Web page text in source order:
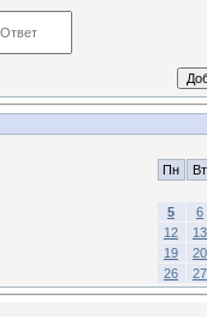
Пн Вт
5
6
12
13
19
20
26
27